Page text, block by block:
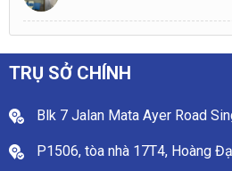
TRỤ SỞ CHÍNH
Blk 7 Jalan Mata Ayer Road
P1506, tòa nhà 17T4, Hoàng